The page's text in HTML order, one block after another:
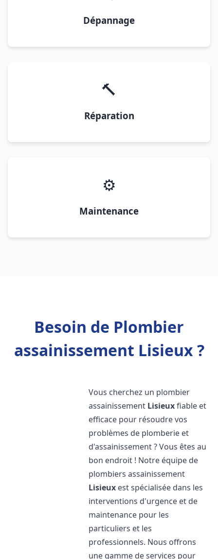
Dépannage
🔨
Réparation
⚙️
Maintenance
Besoin de Plombier
assainissement Lisieux ?
Vous cherchez un plombier
assainissement Lisieuxfiable et
efficace pour résoudre vos
problèmes de plomberie et
d'assainissement ? Vous êtes au
bon endroit ! Notre équipe de
plombiers assainissement
Lisieux est spécialisée dans les
interventions d'urgence et de
maintenance pour les
particuliers et les
professionnels. Nous offrons
une gamme de services pour